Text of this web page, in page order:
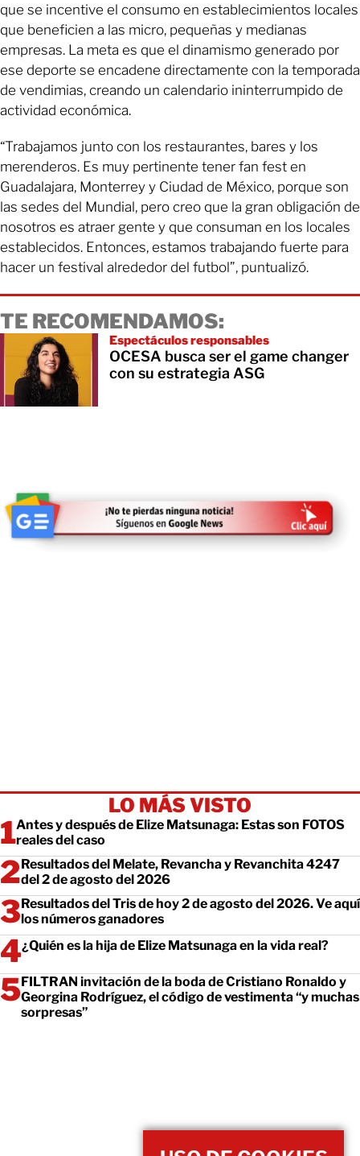
que se incentive el consumo en establecimientos locales
que beneficien a las micro, pequeñas y medianas
empresas. La meta es que el dinamismo generado por
ese deporte se encadene directamente con la temporada
de vendimias, creando un calendario ininterrumpido de
actividad económica.
“Trabajamos junto con los restaurantes, bares y los
merenderos. Es muy pertinente tener fan fest en
Guadalajara, Monterrey y Ciudad de México, porque son
las sedes del Mundial, pero creo que la gran obligación de
nosotros es atraer gente y que consuman en los locales
establecidos. Entonces, estamos trabajando fuerte para
hacer un festival alrededor del futbol”, puntualizó.
TE RECOMENDAMOS:
Espectáculos responsables
OCESA busca ser el game changer
con su estrategia ASG
LO MÁS VISTO
Antes y después de Elize Matsunaga: Estas son FOTOS
reales del caso
Resultados del Melate, Revancha y Revanchita 4247
del 2 de agosto del 2026
Resultados del Tris de hoy 2 de agosto del 2026. Ve aquí
los números ganadores
¿Quién es la hija de Elize Matsunaga en la vida real?
FILTRAN invitación de la boda de Cristiano Ronaldo y
Georgina Rodríguez, el código de vestimenta “y muchas
sorpresas”